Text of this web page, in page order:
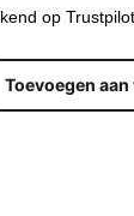
op Trustpilot
hoeveelheid
Toevoegen